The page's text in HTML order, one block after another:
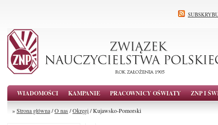
WIADOMOŚCI KAMPANIE PRACOWNICY OŚWIATY ZNP I
»Strona główna/O nas /Okręgi/ Kujawsko-Pomorski